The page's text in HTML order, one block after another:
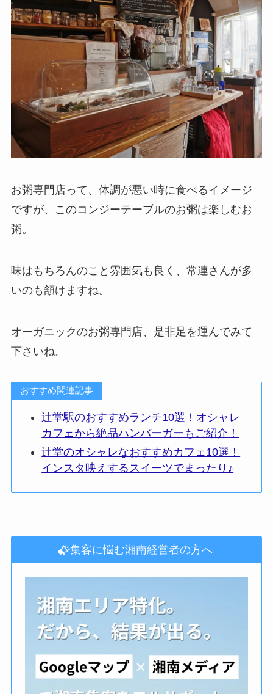
お粥専門店って、体調が悪い時に食べるイメージ
ですが、このコンジーテーブルのお粥は楽しむお
粥。
味はもちろんのこと雰囲気も良く、常連さんが多
いのも頷けますね。
オーガニックのお粥専門店、是非足を運んでみて
下さいね。
おすすめ関連記事
辻堂駅のおすすめランチ10選！オシャレ
カフェから絶品ハンバーガーもご紹介！
辻堂のオシャレなおすすめカフェ10選！
インスタ映えするスイーツでまったり♪
集客に悩む湘南経営者の方へ